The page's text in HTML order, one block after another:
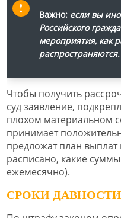
Важно: если вы
Российского
мероприятия, как
распространяются.
Чтобы получить
суд заявление,
плохом материальном
принимает
предложат план
расписано, какие
ежемесячно).
СРОКИ